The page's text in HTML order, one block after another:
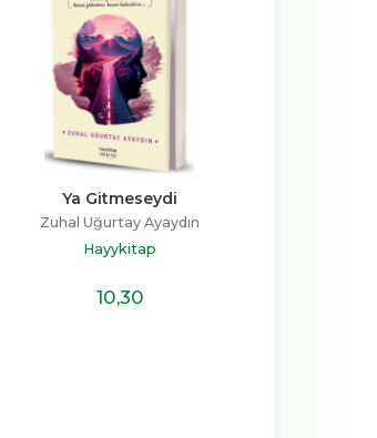
Ya Gitmeseydi
Zuhal Uğurtay Ayaydın
Hayykitap
10,30